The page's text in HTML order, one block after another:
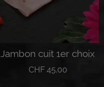
Jambon cuit 1er choix
CHF45.00